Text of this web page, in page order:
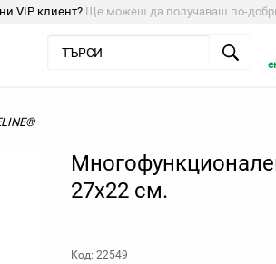
VIP клиент? Ще можеш да получаваш по-
27x22 см.
Код: 22549